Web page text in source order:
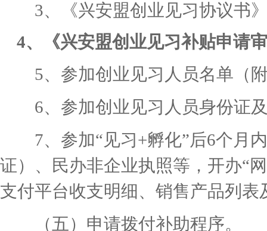
3、《兴安盟创业见习协议书》
4、《兴安盟创业见习补贴申请
5、参加创业见习人员名单（
6、参加创业见习人员身份证及
7、参加“见习+孵化”后6个月内
证）、民办非企业执照等，开办“
支付平台收支明细、销售产品列
（五）申请拨付补助程序。